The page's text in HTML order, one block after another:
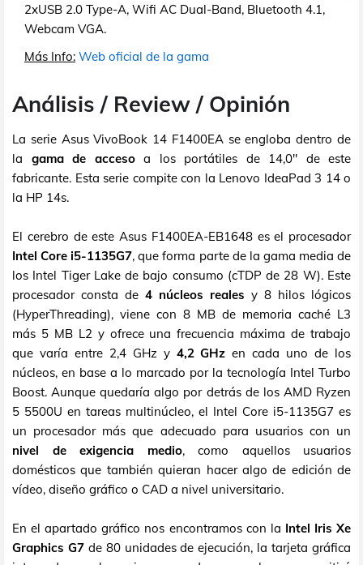
2xUSB 2.0 Type-A, Wifi AC Dual-Band, Bluetooth 4.1,
Webcam VGA.
Más Info: Web oficial de la gama
Análisis / Review / Opinión
La serie Asus VivoBook 14 F1400EA se engloba dentro de
la gama de accesoa los portátiles de 14,0" de este
fabricante. Esta serie compite con la Lenovo IdeaPad 3 14 o
la HP 14s.
El cerebro de este Asus F1400EA-EB1648 es el procesador
Intel Core i5-1135G7, que forma parte de la gama media de
los Intel Tiger Lake de bajo consumo (cTDP de 28 W). Este
procesador consta de 4 núcleos reales y 8 hilos lógicos
(HyperThreading), viene con 8 MB de memoria caché L3
más 5 MB L2 y ofrece una frecuencia máxima de trabajo
que varía entre 2,4 GHz y 4,2 GHz en cada uno de los
núcleos, en base a lo marcado por la tecnología Intel Turbo
Boost. Aunque quedaría algo por detrás de los AMD Ryzen
5 5500U en tareas multinúcleo, el Intel Core i5-1135G7 es
un procesador más que adecuado para usuarios con un
nivel de exigencia medio, como aquellos usuarios
domésticos que también quieran hacer algo de edición de
vídeo, diseño gráfico o CAD a nivel universitario.
En el apartado gráfico nos encontramos con la Intel Iris Xe
Graphics G7de 80 unidades de ejecución, la tarjeta gráfica